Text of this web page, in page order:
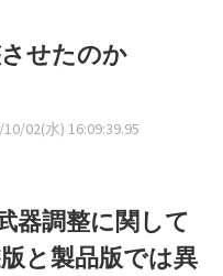
せたのか
02(水) 16:09:39.95
器調整に関して
と製品版では異